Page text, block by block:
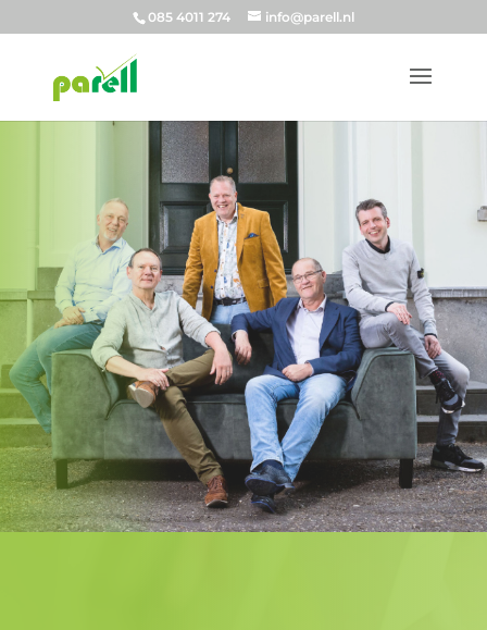
085 4011 274 info@parell.nl